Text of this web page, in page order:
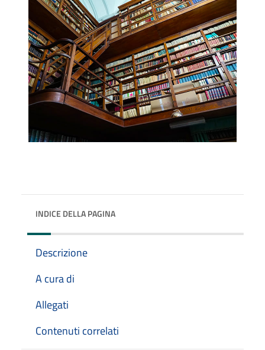
INDICE DELLA PAGINA
Descrizione
A cura di
Allegati
Contenuti correlati